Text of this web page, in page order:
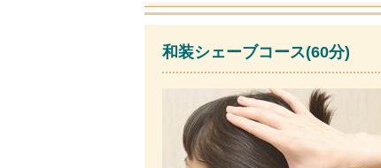
和装シェーブコース(60分)